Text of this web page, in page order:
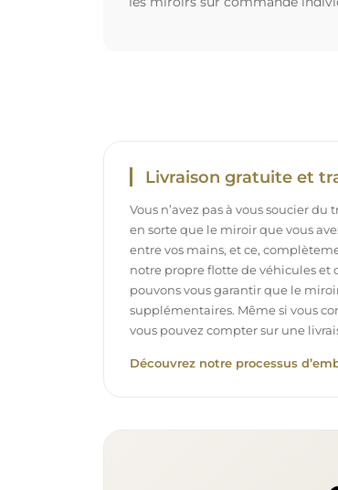
Livraison gratuite et
Vous n’avez pas à vous soucier du
en sorte que le miroir que vous
entre vos mains, et ce,
notre propre flotte de véhicules et
pouvons vous garantir que le
supplémentaires. Même si vous
vous pouvez compter sur une
Découvrez notre processus